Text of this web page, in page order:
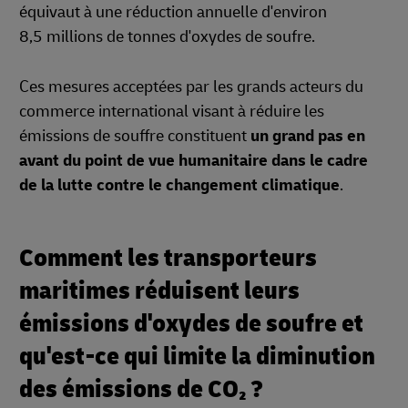
équivaut à une réduction annuelle d'environ
8,5 millions de tonnes d'oxydes de soufre.
Ces mesures acceptées par les grands acteurs du
commerce international visant à réduire les
émissions de souffre constituent un grand pas en
avant du point de vue humanitaire dans le cadre
de la lutte contre le changement climatique.
Comment les transporteurs
maritimes réduisent leurs
émissions d'oxydes de soufre et
qu'est-ce qui limite la diminution
des émissions de CO₂ ?